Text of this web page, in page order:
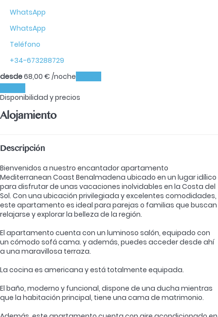
WhatsApp
WhatsApp
Teléfono
+34-673288729
desde68,00 € /noche
Disponibilidad y precios
Alojamiento
Descripción
Bienvenidos a nuestro encantador apartamento
Mediterranean Coast Benalmadena ubicado en un lugar idílico
para disfrutar de unas vacaciones inolvidables en la Costa del
Sol. Con una ubicación privilegiada y excelentes comodidades,
este apartamento es ideal para parejas o familias que buscan
relajarse y explorar la belleza de la región.
El apartamento cuenta con un luminoso salón, equipado con
un cómodo sofá cama. y además, puedes acceder desde ahí
a una maravillosa terraza.
La cocina es americana y está totalmente equipada.
El baño, moderno y funcional, dispone de una ducha mientras
que la habitación principal, tiene una cama de matrimonio.